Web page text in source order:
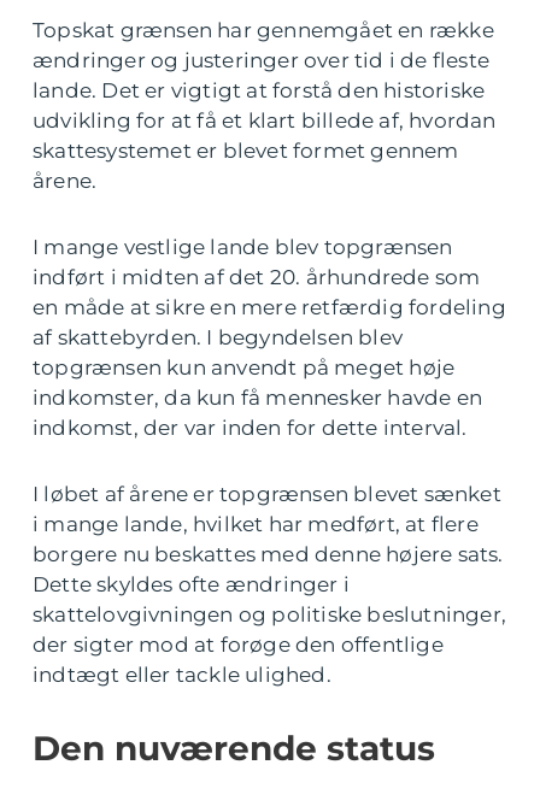
Topskat grænsen har gennemgået en række
ændringer og justeringer over tid i de fleste
lande. Det er vigtigt at forstå den historiske
udvikling for at få et klart billede af, hvordan
skattesystemet er blevet formet gennem
årene.
I mange vestlige lande blev topgrænsen
indført i midten af det 20. århundrede som
en måde at sikre en mere retfærdig fordeling
af skattebyrden. I begyndelsen blev
topgrænsen kun anvendt på meget høje
indkomster, da kun få mennesker havde en
indkomst, der var inden for dette interval.
I løbet af årene er topgrænsen blevet sænket
i mange lande, hvilket har medført, at flere
borgere nu beskattes med denne højere sats.
Dette skyldes ofte ændringer i
skattelovgivningen og politiske beslutninger,
der sigter mod at forøge den offentlige
indtægt eller tackle ulighed.
Den nuværende status